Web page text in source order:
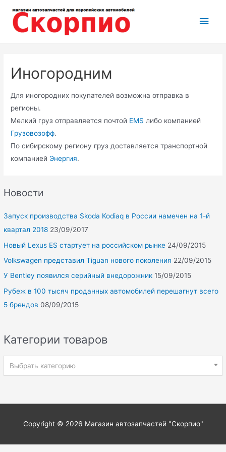
содержимому
Новости
Запуск производства Skoda Kodiaq в России намечен на 1-й
квартал 2018 23/09/2017
Новый Lexus ES стартует на российском рынке 24/09/2015
Volkswagen представил Tiguan нового поколения 22/09/2015
У Bentley появился серийный внедорожник 15/09/2015
Рубеж в 100 тысяч проданных автомобилей перешагнут всего
5 брендов 08/09/2015
Категории товаров
Выбрать категорию
Иногородним
Для иногородних покупателей возможна отправка в
регионы.
Мелкий груз отправляется почтой EMS либо компанией
Грузовозофф.
По сибирскому региону груз доставляется транспортной
компанией Энергия.
Copyright © 2026 Магазин автозапчастей "Скорпио"